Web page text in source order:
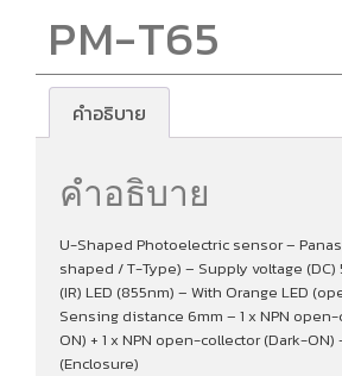
PM-T65
คำอธิบาย
คำอธิบาย
U-Shaped Photoelectric sensor –
shaped / T-Type) – Supply voltage (DC)
(IR) LED (855nm) – With Orange LED
Sensing distance 6mm – 1 x NPN
ON) + 1 x NPN open-collector (Dark-ON)
(Enclosure)